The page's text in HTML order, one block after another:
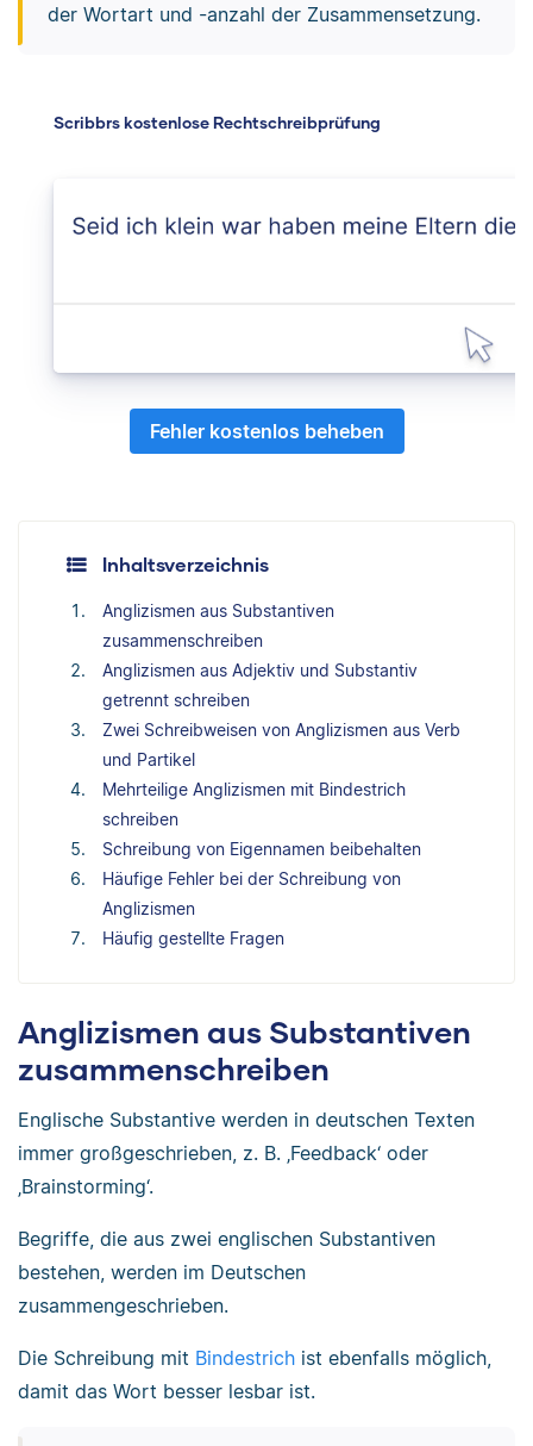
der Wortart und -anzahl der Zusammensetzung.
Scribbrs kostenlose Rechtschreibprüfung
Fehler kostenlos beheben
Inhaltsverzeichnis
Anglizismen aus Substantiven
zusammenschreiben
Anglizismen aus Adjektiv und Substantiv
getrennt schreiben
Zwei Schreibweisen von Anglizismen aus Verb
und Partikel
Mehrteilige Anglizismen mit Bindestrich
schreiben
Schreibung von Eigennamen beibehalten
Häufige Fehler bei der Schreibung von
Anglizismen
Häufig gestellte Fragen
Anglizismen aus Substantiven
zusammenschreiben
Englische Substantive werden in deutschen Texten
immer großgeschrieben, z. B. ‚Feedback‘ oder
‚Brainstorming‘.
Begriffe, die aus zwei englischen Substantiven
bestehen, werden im Deutschen
zusammengeschrieben.
Die Schreibung mit Bindestrich ist ebenfalls möglich,
damit das Wort besser lesbar ist.